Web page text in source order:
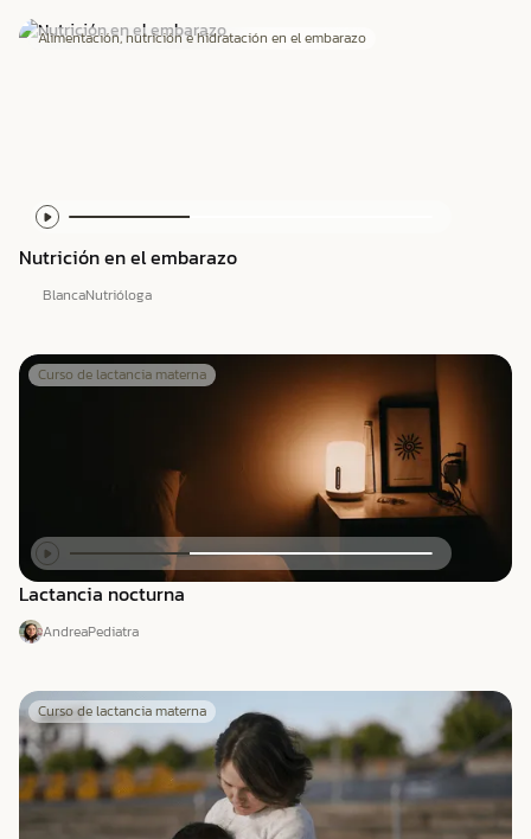
Alimentación, nutrición e hidratación en el embarazo
Nutrición en el embarazo
BlancaNutrióloga
Curso de lactancia materna
Lactancia nocturna
AndreaPediatra
Curso de lactancia materna